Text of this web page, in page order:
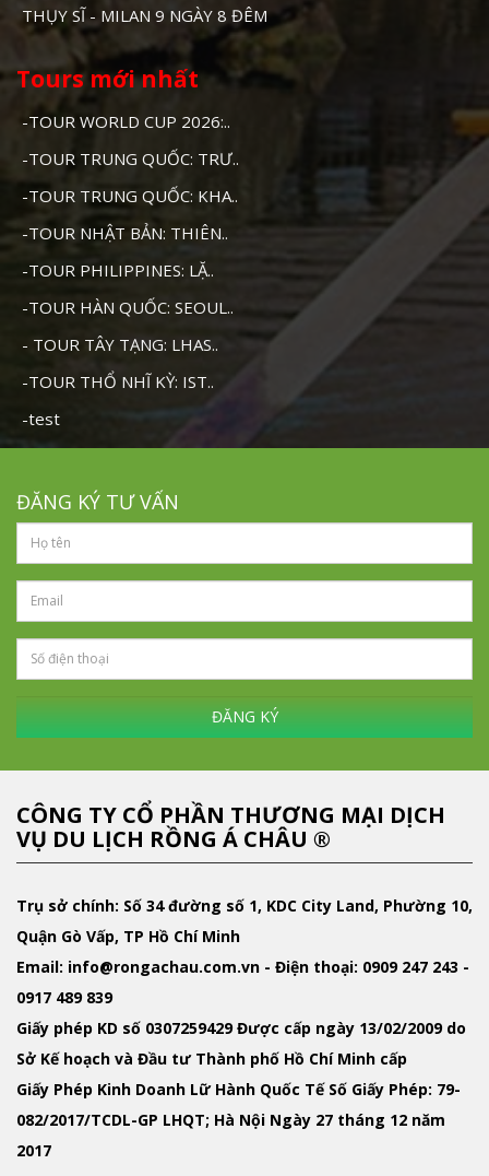
THỤY SĨ - MILAN 9 NGÀY 8 ĐÊM
Tours mới nhất
-TOUR WORLD CUP 2026:..
-TOUR TRUNG QUỐC: TRƯ..
-TOUR TRUNG QUỐC: KHA..
-TOUR NHẬT BẢN: THIÊN..
-TOUR PHILIPPINES: LẶ..
-TOUR HÀN QUỐC: SEOUL..
- TOUR TÂY TẠNG: LHAS..
-TOUR THỔ NHĨ KỲ: IST..
-test
ĐĂNG KÝ TƯ VẤN
ĐĂNG KÝ
CÔNG TY CỔ PHẦN THƯƠNG MẠI DỊCH
VỤ DU LỊCH RỒNG Á CHÂU ®
Trụ sở chính: Số 34 đường số 1, KDC City Land, Phường 10,
Quận Gò Vấp, TP Hồ Chí Minh
Email: info@rongachau.com.vn - Điện thoại: 0909 247 243 -
0917 489 839
Giấy phép KD số 0307259429 Được cấp ngày 13/02/2009 do
Sở Kế hoạch và Đầu tư Thành phố Hồ Chí Minh cấp
Giấy Phép Kinh Doanh Lữ Hành Quốc TếSố Giấy Phép: 79-
082/2017/TCDL-GP LHQT; Hà Nội Ngày 27 tháng 12 năm
2017